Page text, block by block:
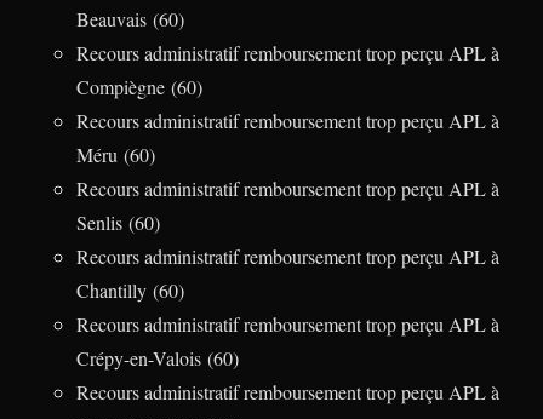
Beauvais (60)
Recours administratif remboursement trop perçu APL à
Compiègne (60)
Recours administratif remboursement trop perçu APL à
Méru (60)
Recours administratif remboursement trop perçu APL à
Senlis (60)
Recours administratif remboursement trop perçu APL à
Chantilly (60)
Recours administratif remboursement trop perçu APL à
Crépy-en-Valois (60)
Recours administratif remboursement trop perçu APL à